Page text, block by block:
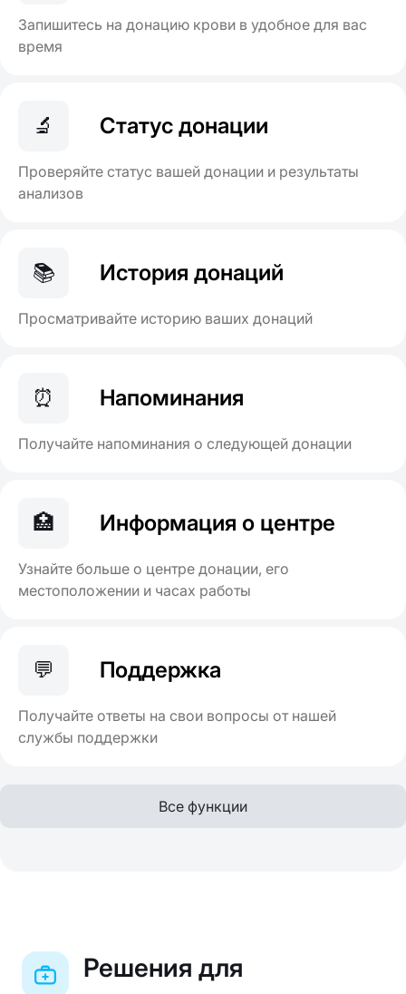
Запишитесь на донацию крови в удобное для вас
время
🔬 Статус донации
Проверяйте статус вашей донации и результаты
анализов
📚 История донаций
Просматривайте историю ваших донаций
⏰ Напоминания
Получайте напоминания о следующей донации
🏥 Информация о центре
Узнайте больше о центре донации, его
местоположении и часах работы
💬 Поддержка
Получайте ответы на свои вопросы от нашей
службы поддержки
Все функции
Решения для